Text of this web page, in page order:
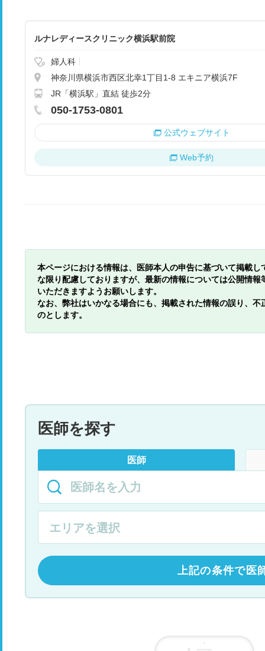
ルナレディースクリニック横浜駅前院
婦人科
神奈川県横浜市西区北幸1丁目1-8 エキニア横浜7F
JR「横浜駅」直結 徒歩2分
050-1753-0801
公式ウェブサイト
Web予約
本ページにおける情報は、医師本人の申告に基づいて掲載
な限り配慮しておりますが、最新の情報については公開情
いただきますようお願いします。
なお、弊社はいかなる場合にも、掲載された情報の誤り、
のとします。
医師を探す
医師
上記の条件で医